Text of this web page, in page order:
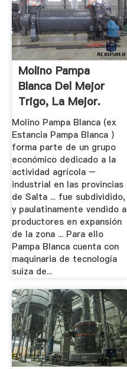
Molino Pampa
Blanca Del Mejor
Trigo, La Mejor.
Molino Pampa Blanca (ex
Estancia Pampa Blanca )
forma parte de un grupo
económico dedicado a la
actividad agrícola –
industrial en las provincias
de Salta ... fue subdividido,
y paulatinamente vendido a
productores en expansión
de la zona ... Para ello
Pampa Blanca cuenta con
maquinaria de tecnología
suiza de...